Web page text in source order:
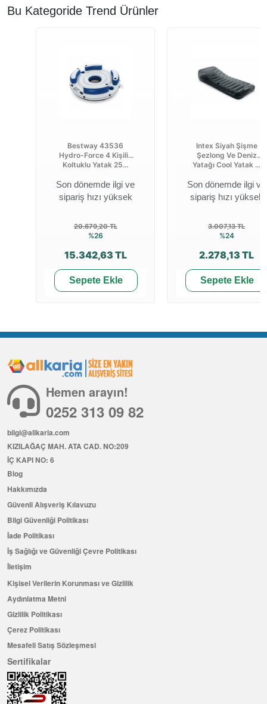
Bu Kategoride Trend Ürünler
Bestway 43536
Hydro-Force 4 Kişilik
Koltuklu Yatak 25...
Son dönemde ilgi ve
sipariş hızı yüksek
20.679,20 TL
%26
15.342,63 TL
Sepete Ekle
Intex Siyah Şişme
Şezlong Ve Deniz
Yatağı Cool Yatak ...
Son dönemde ilgi ve
sipariş hızı yüksek
3.007,13 TL
%24
2.278,13 TL
Sepete Ekle
Hemen arayın!
0252 313 09 82
bilgi@allkaria.com
KIZILAĞAÇ MAH. ATA CAD. NO:209
İÇ KAPI NO: 6
Blog
Hakkımızda
Güvenli Alışveriş Kılavuzu
Bilgi Güvenliği Politikası
İade Politikası
İş Sağlığı ve Güvenliği Çevre Politikası
İletişim
Kişisel Verilerin Korunması ve Gizlilik
Aydınlatma Metni
Gizlilik Politikası
Çerez Politikası
Mesafeli Satış Sözleşmesi
Sertifikalar